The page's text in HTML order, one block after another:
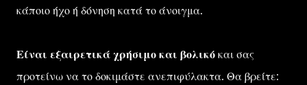
κάποιο ήχο ή δόνηση κατά το άνοιγμα.
Είναι εξαιρετικά χρήσιμο και βολικό και σας
προτείνω να το δοκιμάστε ανεπιφύλακτα. Θα βρείτε: